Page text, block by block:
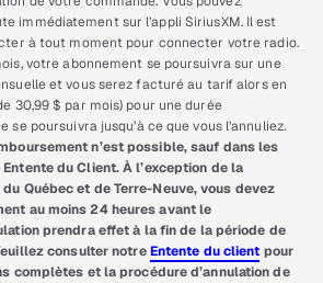
immédiatement sur l’appli SiriusXM. Il est
à tout moment pour connecter votre radio.
votre abonnement se poursuivra sur une
et vous serez facturé au tarif alors en
30,99 $ par mois) pour une durée
se poursuivra jusqu’à ce que vous l’annuliez.
n’est possible, sauf dans les
du Client. À l’exception de la
Québec et de Terre-Neuve, vous devez
au moins 24 heures avant le
prendra effet à la fin de la période de
consulter notreEntente du client pour
complètes et la procédure d’annulation de